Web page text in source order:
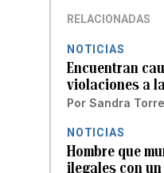
RELACIONADAS
NOTICIAS
Encuentran
violaciones a
Por Sandra
NOTICIAS
Hombre que
ilegales con